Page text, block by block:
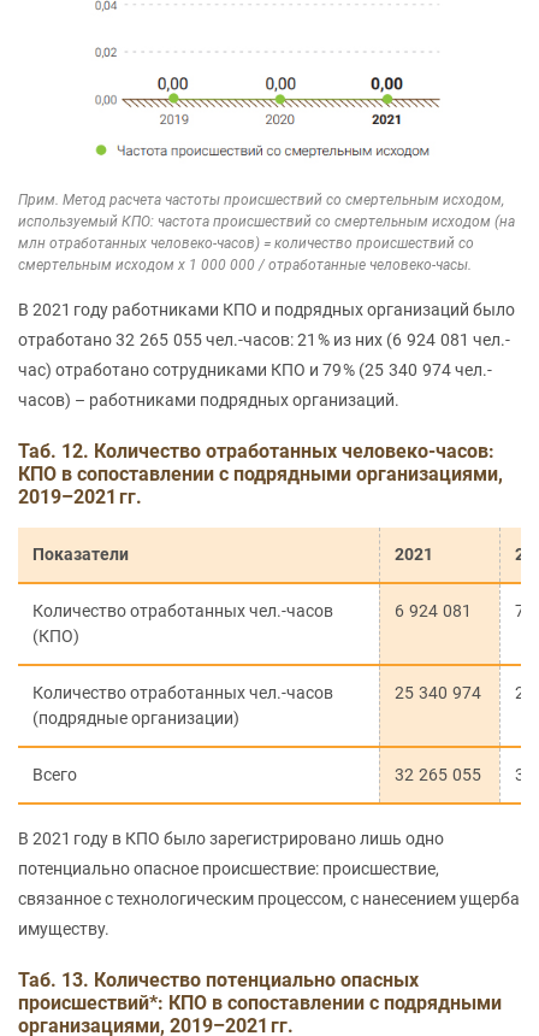
Прим. Метод расчета частоты происшествий со смертельным исходом,
используемый КПО: частота происшествий со смертельным исходом (на
млн отработанных человеко-часов) = количество происшествий со
смертельным исходом x 1 000 000 / отработанные человеко-часы.
В 2021 году работниками КПО и подрядных организаций было
отработано 32 265 055 чел.-часов: 21 % из них (6 924 081 чел.-
час) отработано сотрудниками КПО и 79 % (25 340 974 чел.-
часов) – работниками подрядных организаций.
Таб. 12. Количество отработанных человеко-часов:
КПО в сопоставлении с подрядными организациями,
2019–2021 гг.
Показатели 2021
Количество отработанных чел.-часов
(КПО)
6 924 081 7
Количество отработанных чел.-часов
(подрядные организации)
25 340 974 26
Всего 32 265 055 34
В 2021 году в КПО было зарегистрировано лишь одно
потенциально опасное происшествие: происшествие,
связанное с технологическим процессом, с нанесением ущерба
имуществу.
Таб. 13. Количество потенциально опасных
происшествий*: КПО в сопоставлении с подрядными
организациями, 2019–2021 гг.